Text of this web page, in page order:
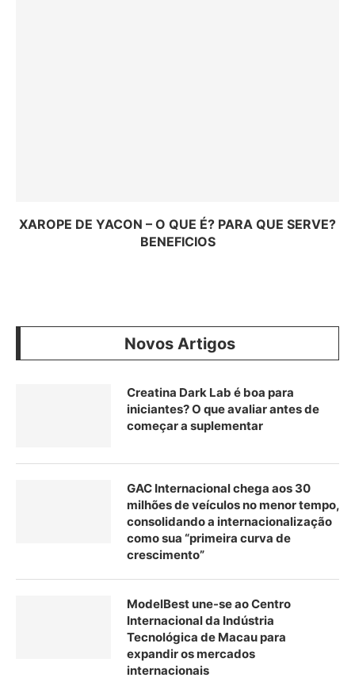
XAROPE DE YACON – O QUE É? PARA QUE SERVE?
BENEFICIOS
Novos Artigos
Creatina Dark Lab é boa para
iniciantes? O que avaliar antes de
começar a suplementar
GAC Internacional chega aos 30
milhões de veículos no menor tempo,
consolidando a internacionalização
como sua “primeira curva de
crescimento”
ModelBest une-se ao Centro
Internacional da Indústria
Tecnológica de Macau para
expandir os mercados
internacionais